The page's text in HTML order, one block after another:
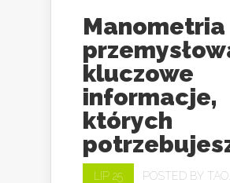
Manometria
kluczowe
informacje,
których
LIP 25 POSTED BY